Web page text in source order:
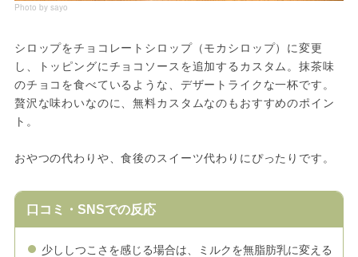
Photo by sayo
シロップをチョコレートシロップ（モカシロップ）に変更
し、トッピングにチョコソースを追加するカスタム。抹茶味
のチョコを食べているような、デザートライクな一杯です。
贅沢な味わいなのに、無料カスタムなのもおすすめのポイン
ト。
おやつの代わりや、食後のスイーツ代わりにぴったりです。
口コミ・SNSでの反応
少ししつこさを感じる場合は、ミルクを無脂肪乳に変える